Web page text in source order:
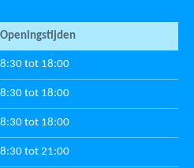
Openingstijden
8:30 tot 18:00
8:30 tot 18:00
8:30 tot 18:00
8:30 tot 21:00